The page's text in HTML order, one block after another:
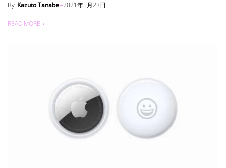
By Kazuto Tanabe 2021年5月23日
READ MORE